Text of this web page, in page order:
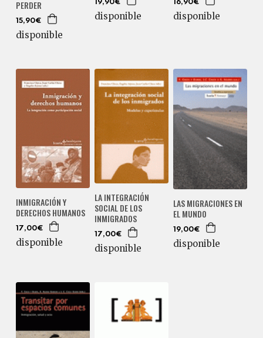
PERDER
15,90€
disponible
19,90€
disponible
16,90€
disponible
INMIGRACIÓN Y
DERECHOS HUMANOS
17,00€
disponible
LA INTEGRACIÓN
SOCIAL DE LOS
INMIGRADOS
17,00€
disponible
LAS MIGRACIONES EN
EL MUNDO
19,00€
disponible